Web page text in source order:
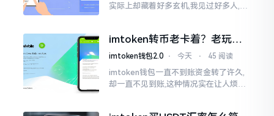
实际上却藏着好多玄机,我见过好多人,总
得
imtoken转币老卡着？老玩家
教你几招搞定
imtoken钱包2.0 ⋅ 今天 ⋅ 45 阅读
imtoken钱包一直不到账资金转了许久,
却一直不见到账,这种情况实在让人烦躁,